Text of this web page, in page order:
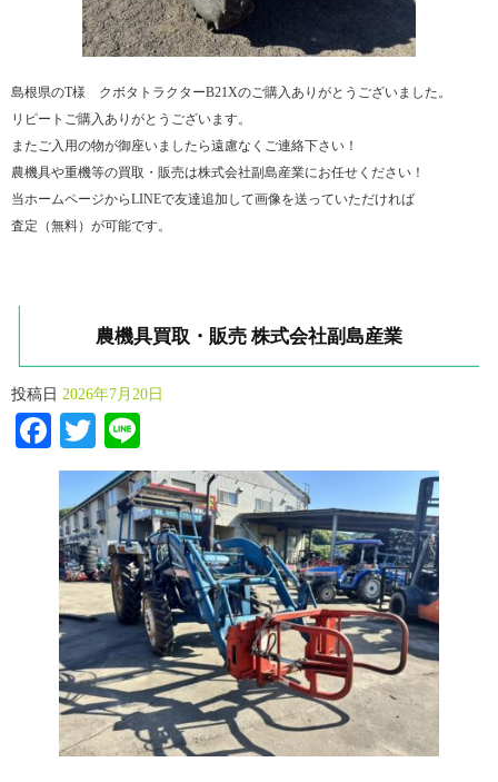
島根県のT様 クボタトラクターB21Xのご購入ありがとうございました。
リピートご購入ありがとうございます。
またご入用の物が御座いましたら遠慮なくご連絡下さい！
農機具や重機等の買取・販売は株式会社副島産業にお任せください！
当ホームページからLINEで友達追加して画像を送っていただければ
査定（無料）が可能です。
農機具買取・販売 株式会社副島産業
投稿日 2026年7月20日
Facebook
Twitter